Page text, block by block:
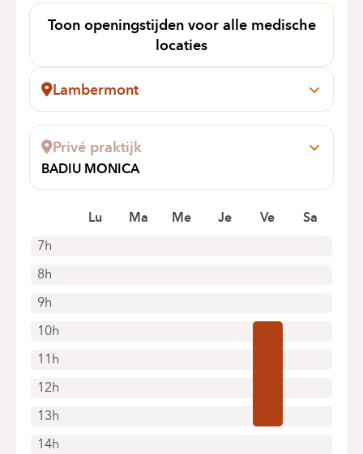
Toon openingstijden voor alle medische
locaties
Lambermont
Rue des Pensées, 1-5
1030 Schaerbeek
+32 2 434 24 11
Alleen telefonische afspraken
Privé praktijk
BADIU MONICA
CLOS DES HERONS 6
7h
8h
9h
10h
11h
12h
13h
14h
Lu Ma Me Je Ve Sa